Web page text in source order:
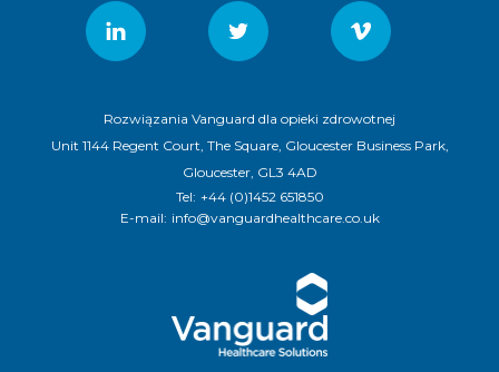
Rozwiązania Vanguard dla opieki zdrowotnej
Unit 1144 Regent Court, The Square, Gloucester Business Park,
Gloucester, GL3 4AD
Tel: +44 (0)1452 651850
E-mail: info@vanguardhealthcare.co.uk